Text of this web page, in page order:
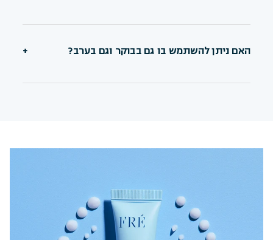
האם ניתן להשתמש בו גם בבוקר וגם בערב? +